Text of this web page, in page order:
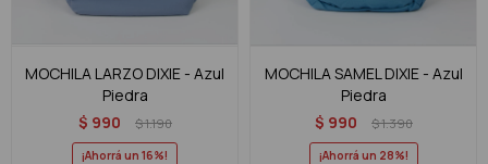
MOCHILA LARZO DIXIE - Azul
Piedra
$ 990 $1.190
16
MOCHILA SAMEL DIXIE - Azul
Piedra
$ 990 $1.390
28